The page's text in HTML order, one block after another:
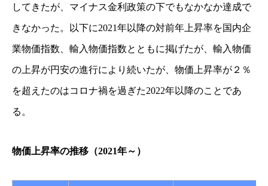
してきたが、マイナス金利政策の下でもなかなか達成で
きなかった。以下に2021年以降の対前年上昇率を国内企
業物価指数、輸入物価指数とともに掲げたが、輸入物価
の上昇が円安の進行により続いたが、物価上昇率が２％
を超えたのはコロナ禍を過ぎた2022年以降のことであ
る。
物価上昇率の推移（2021年～）